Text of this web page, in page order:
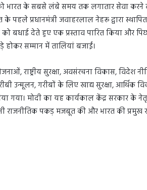
को भारत के सबसे लंबे समय तक लगातार सेवा करने
पहले प्रधानमंत्री जवाहरलाल नेहरू द्वारा
बधाई देते हुए एक प्रस्ताव पारित किया और
होकर सम्मान में तालियां बजाईं।
राष्ट्रीय सुरक्षा, अवसंरचना विकास, विदेश
उन्मूलन, गरीबों के लिए खाद्य सुरक्षा, आर्थिक
गया। मोदी का यह कार्यकाल केंद्र सरकार के
राजनीतिक पकड़ मजबूत की और भारत की प्रमुख